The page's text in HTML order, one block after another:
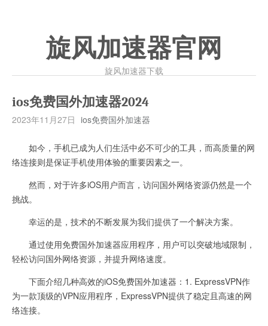
旋风加速器官网
旋风加速器下载
ios免费国外加速器2024
2023年11月27日 ios免费国外加速器
如今，手机已成为人们生活中必不可少的工具，而高质量的网
络连接则是保证手机使用体验的重要因素之一。
然而，对于许多iOS用户而言，访问国外网络资源仍然是一个
挑战。
幸运的是，技术的不断发展为我们提供了一个解决方案。
通过使用免费国外加速器应用程序，用户可以突破地域限制，
轻松访问国外网络资源，并提升网络速度。
下面介绍几种高效的iOS免费国外加速器：1. ExpressVPN作
为一款顶级的VPN应用程序，ExpressVPN提供了稳定且高速的网
络连接。